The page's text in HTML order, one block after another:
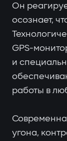
Он
осознает,
GPS-
и
работы в
угона,